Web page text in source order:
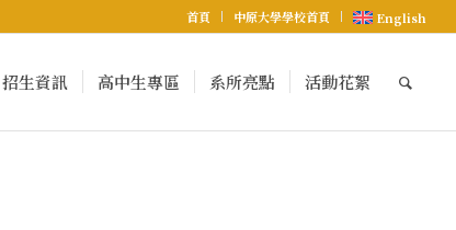
首頁 中原大學學校首頁 English
招生資訊 高中生專區 系所亮點 活動花絮